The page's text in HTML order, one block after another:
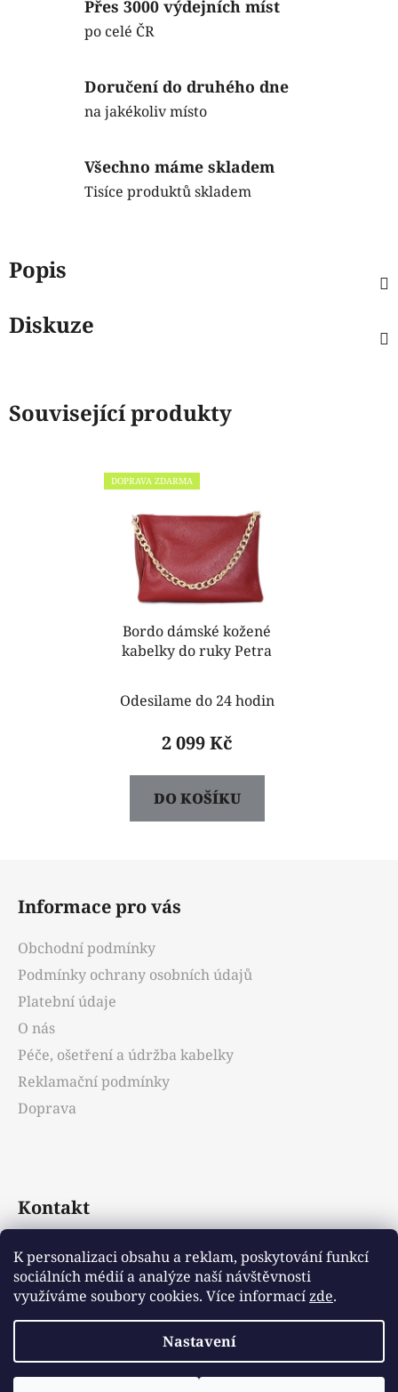
K personalizaci obsahu a reklam, poskytování funkcí
sociálních médií a analýze naší návštěvnosti
využíváme soubory cookies. Více informacízde.
Nastavení
Přes 3000 výdejních míst
po celé ČR
Doručení do druhého dne
na jakékoliv místo
Všechno máme skladem
Tisíce produktů skladem
Popis
Diskuze
Související produkty
DOPRAVA ZDARMA
Bordo dámské kožené
kabelky do ruky Petra
Odesilame do 24 hodin
2 099 Kč
DO KOŠÍKU
Informace pro vás
Obchodní podmínky
Podmínky ochrany osobních údajů
Platební údaje
O nás
Péče, ošetření a údržba kabelky
Reklamační podmínky
Doprava
Kontakt
info@emotys.cz
+421903231812
Vytvořil Shoptet